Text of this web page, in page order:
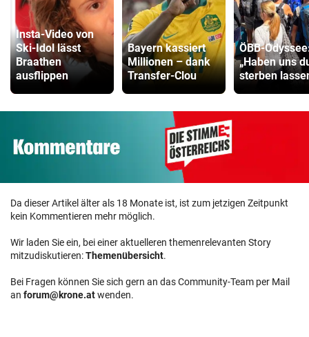
Insta-Video von
Ski-Idol lässt
Braathen
ausflippen
Bayern kassiert
Millionen – dank
Transfer-Clou
ÖBB-
„Haben uns
sterben
Da dieser Artikel älter als 18 Monate ist, ist zum jetzigen Zeitpunkt
kein Kommentieren mehr möglich.
Wir laden Sie ein, bei einer aktuelleren themenrelevanten Story
mitzudiskutieren:Themenübersicht.
Bei Fragen können Sie sich gern an das Community-Team per Mail
an forum@krone.atwenden.